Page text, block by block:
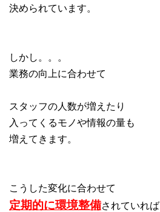
決められています。
しかし。。。
業務の向上に合わせて
スタッフの人数が増えたり
入ってくるモノや情報の量も
増えてきます。
こうした変化に合わせて
定期的に環境整備されていれば